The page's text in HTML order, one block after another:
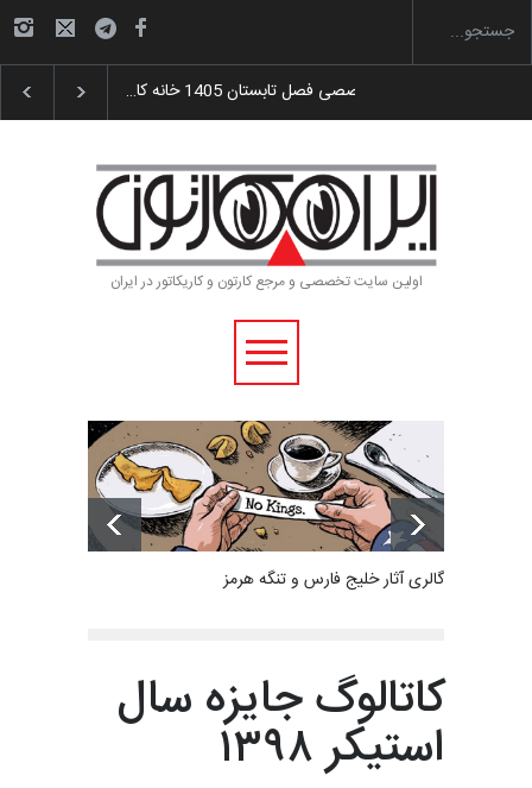
گزارش تصویری آیین اختتامیه و اهدای جوایز سوم…
اولین سایت تخصصی و مرجع کارتون و کاریکاتور در ایران
گالری آثار خلیج فارس و تنگه هرمز
کاتالوگ جایزه سال
استیکر ۱۳۹۸